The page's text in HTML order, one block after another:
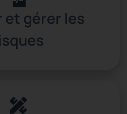
et gérer les